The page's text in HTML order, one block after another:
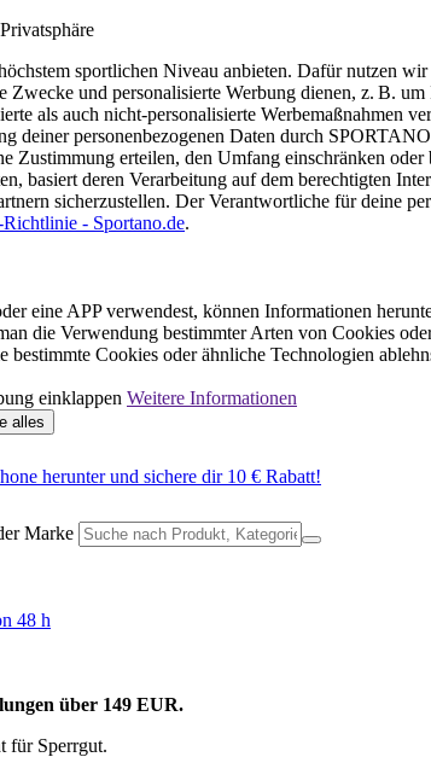
sportlichen Niveau anbieten. Dafür nutzen
Zwecke und personalisierte Werbung dienen, z. B.
als auch nicht-personalisierte Werbemaßnahmen
deiner personenbezogenen Daten durch
Zustimmung erteilen, den Umfang einschränken
basiert deren Verarbeitung auf dem berechtigten
sicherzustellen. Der Verantwortliche für deine
- Sportano.de.
eine APP verwendest, können Informationen
die Verwendung bestimmter Arten von Cookies
bestimmte Cookies oder ähnliche Technologien
einklappen Weitere Informationen
alles
herunter und sichere dir 10 € Rabatt!
Marke
48 h
über 149 EUR.
für Sperrgut.